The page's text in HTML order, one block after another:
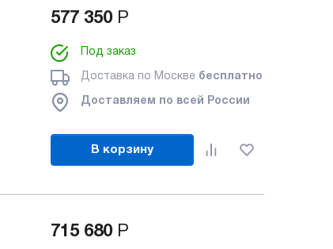
577 350 Р
Под заказ
Доставка по Москве бесплатно
Доставляем по всей России
В корзину
715 680 Р